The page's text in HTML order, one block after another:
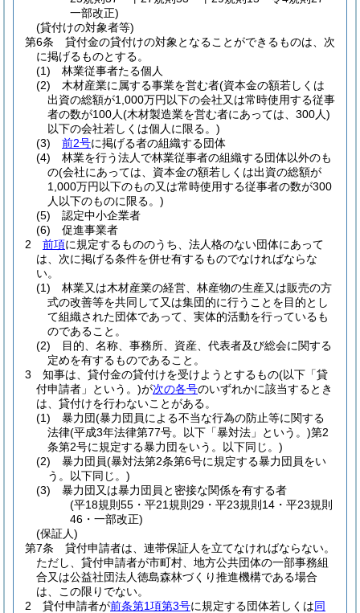
一部改正)
(貸付けの対象者等)
第6条
貸付金の貸付けの対象となることができるものは、次
に掲げるものとする。
(1)
林業従事者たる個人
(2)
木材産業に属する事業を営む者(資本金の額若しくは
出資の総額が1,000万円以下の会社又は常時使用する従事
者の数が100人(木材製造業を営む者にあっては、300人)
以下の会社若しくは個人に限る。)
(3)
前2号に掲げる者の組織する団体
(4)
林業を行う法人で林業従事者の組織する団体以外のも
の(会社にあっては、資本金の額若しくは出資の総額が
1,000万円以下のもの又は常時使用する従事者の数が300
人以下のものに限る。)
(5)
認定中小企業者
(6)
促進事業者
2
前項に規定するもののうち、法人格のない団体にあって
は、次に掲げる条件を併せ有するものでなければならな
い。
(1)
林業又は木材産業の経営、林産物の生産又は販売の方
式の改善等を共同して又は集団的に行うことを目的とし
て組織された団体であって、実体的活動を行っているも
のであること。
(2)
目的、名称、事務所、資産、代表者及び総会に関する
定めを有するものであること。
3
知事は、貸付金の貸付けを受けようとするもの(以下「貸
付申請者」という。)が次の各号のいずれかに該当するとき
は、貸付けを行わないことがある。
(1)
暴力団(暴力団員による不当な行為の防止等に関する
法律(平成3年法律第77号。以下「暴対法」という。)第2
条第2号に規定する暴力団をいう。以下同じ。)
(2)
暴力団員(暴対法第2条第6号に規定する暴力団員をい
う。以下同じ。)
(3)
暴力団又は暴力団員と密接な関係を有する者
(平18規則55・平21規則29・平23規則14・平23規則
46・一部改正)
(保証人)
第7条
貸付申請者は、連帯保証人を立てなければならない。
ただし、貸付申請者が市町村、地方公共団体の一部事務組
合又は公益社団法人徳島森林づくり推進機構である場合
は、この限りでない。
2
貸付申請者が前条第1項第3号に規定する団体若しくは同